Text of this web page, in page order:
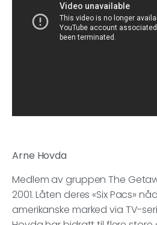
Arne Hovda
Medlem av gruppen The
2001. Låten deres «Six Pacs»
amerikanske marked via TV-